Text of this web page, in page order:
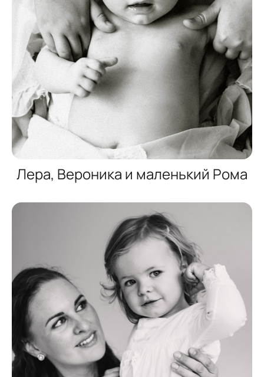
Лера, Вероника и маленький Рома